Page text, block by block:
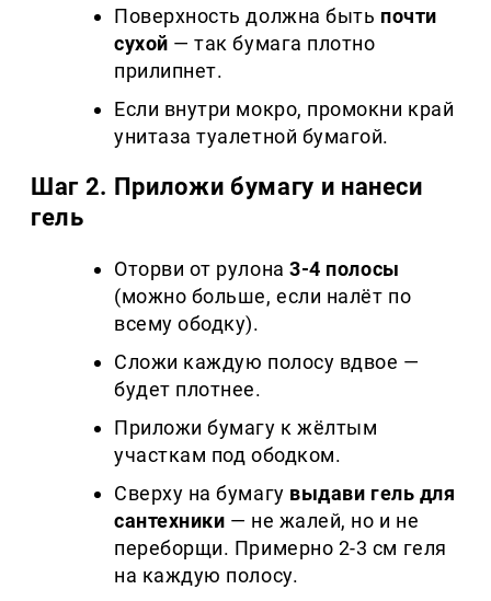
Поверхность должна быть почти
сухой — так бумага плотно
прилипнет.
Если внутри мокро, промокни край
унитаза туалетной бумагой.
Шаг 2. Приложи бумагу и нанеси
гель
Оторви от рулона3-4 полосы
(можно больше, если налёт по
всему ободку).
Сложи каждую полосу вдвое —
будет плотнее.
Приложи бумагу к жёлтым
участкам под ободком.
Сверху на бумагу выдави гель для
сантехники — не жалей, но и не
переборщи. Примерно 2-3 см геля
на каждую полосу.